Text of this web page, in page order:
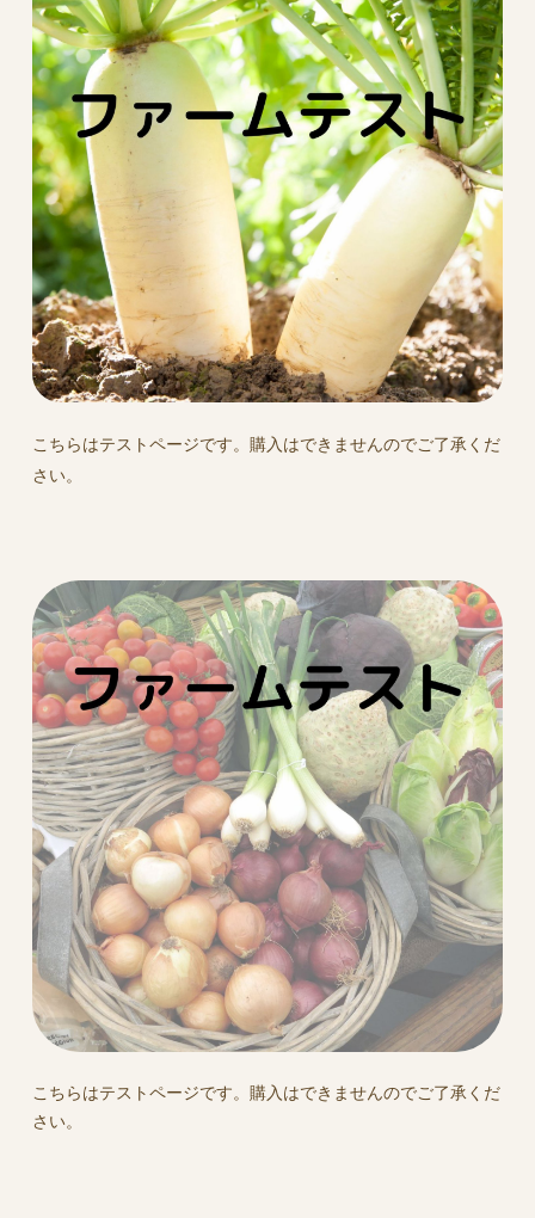
こちらはテストページです。購入はできませんのでご了承くだ
さい。
こちらはテストページです。購入はできませんのでご了承くだ
さい。